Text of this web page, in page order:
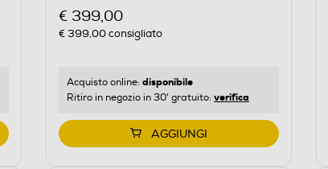
€ 399,00
€ 399,00consigliato
Acquisto online: disponibile
Ritiro in negozio in 30' gratuito: verifica
AGGIUNGI